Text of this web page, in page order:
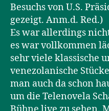
Besuchs von U.S.
gezeigt. Anm.d. Red.)
Es war allerdings
es war vollkommen
sehr viele klassische
venezolanische
man auch da schon
um die Telenovela